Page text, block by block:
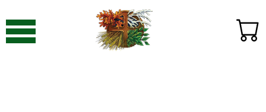
Видавництво «Пори року»-Контакти